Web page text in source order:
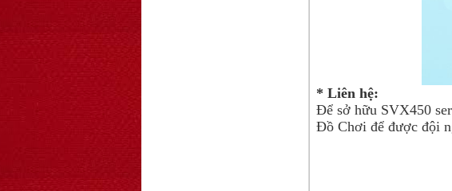
* Liên hệ:
Để sở hữu SVX450
Đồ Chơi để được đội